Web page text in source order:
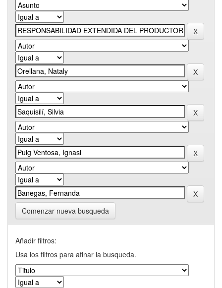
Comenzar nueva busqueda
Añadir filtros:
Usa los filtros para afinar la busqueda.